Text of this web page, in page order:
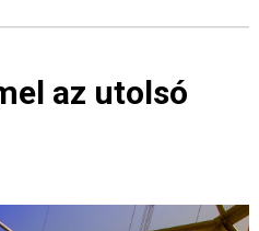
az utolsó